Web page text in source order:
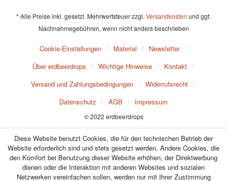
* Alle Preise inkl. gesetzl. Mehrwertsteuer zzgl. Versandkosten und ggf.
Nachnahmegebühren, wenn nicht anders beschrieben
Cookie-Einstellungen Material
Newsletter
Über erdbeerdrops
Wichtige Hinweise
Kontakt
Versand und Zahlungsbedingungen
Widerrufsrecht
Datenschutz
AGB Impressum
© 2022 erdbeerdrops
Diese Website benutzt Cookies, die für den technischen Betrieb der
Website erforderlich sind und stets gesetzt werden. Andere Cookies, die
den Komfort bei Benutzung dieser Website erhöhen, der Direktwerbung
dienen oder die Interaktion mit anderen Websites und sozialen
Netzwerken vereinfachen sollen, werden nur mit Ihrer Zustimmung